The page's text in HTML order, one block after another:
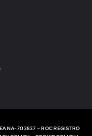
NA-703837 – ROC REGISTRO